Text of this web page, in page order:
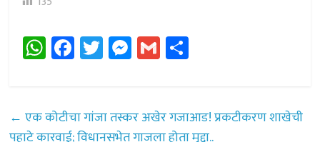
W
h
sA
Fa
ce
o
T
wi
er
M
es
n
G
m
← एक कोटीचा गांजा तस्कर अखेर गजाआड! प्रकटीकरण शाखेची